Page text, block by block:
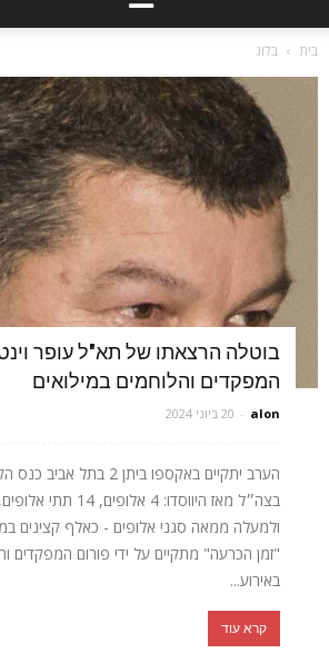
בית בלוג
בוטלה הרצאתו של תא"ל עופר
המפקדים והלוחמים במילואים
alon
- 20 ביוני 2024
הערב יתקיים באקספו ביתן 2
ולמעלה ממאה סגני אלופים - כאלף קצינים
"זמן הכרעה" מתקיים על ידי פורום המפקדים
באירוע...
קרא עוד